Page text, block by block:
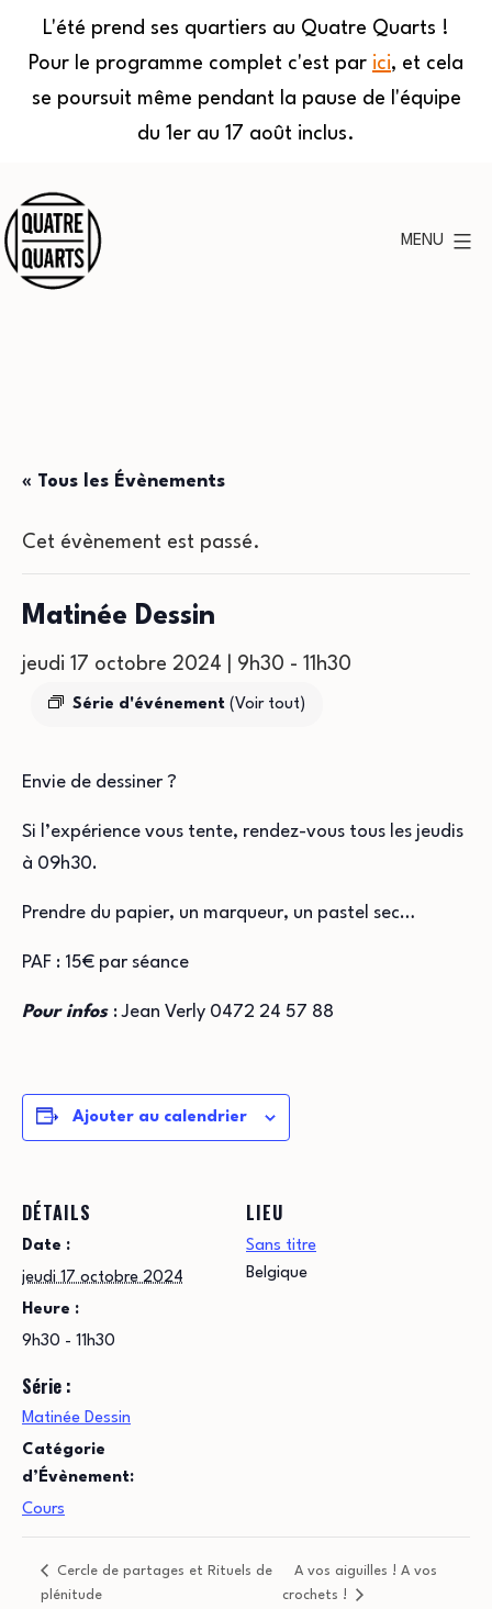
L'été prend ses quartiers au Quatre Quarts !
Pour le programme complet c'est par ici, et cela
se poursuit même pendant la pause de l'équipe
du 1er au 17 août inclus.
au
contenu
MENU
« Tous les Évènements
Cet évènement est passé.
Matinée Dessin
jeudi 17 octobre 2024 | 9h30 - 11h30
Série d'événement (Voir tout)
Envie de dessiner ?
Si l’expérience vous tente, rendez-vous tous les jeudis
à 09h30.
Prendre du papier, un marqueur, un pastel sec…
PAF : 15€ par séance
Pour infos : Jean Verly 0472 24 57 88
Ajouter au calendrier
DÉTAILS
Date :
jeudi 17 octobre 2024
Heure :
9h30 - 11h30
Série :
Matinée Dessin
Catégorie
d’Évènement:
Cours
LIEU
Sans titre
Belgique
Cercle de partages et Rituels de
plénitude
A vos aiguilles ! A vos
crochets !